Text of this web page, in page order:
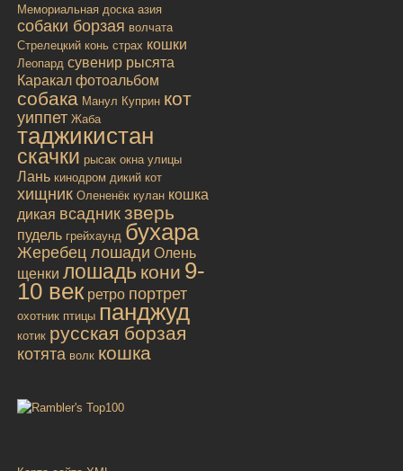
Мемориальная доска азия
собаки борзая волчата
Стрелецкий конь страх кошки
Леопард сувенир рысята
Каракал фотоальбом
собака Манул Куприн кот
уиппет Жаба
таджикистан
скачки рысак окна улицы
Лань кинодром дикий кот
хищник Олененёк кулан кошка
дикая всадник зверь
пудель грейхаунд бухара
Жеребец лошади Олень
щенки лошадь кони 9-
10 век ретро портрет
охотник птицы панджуд
котик русская борзая
котята волк кошка